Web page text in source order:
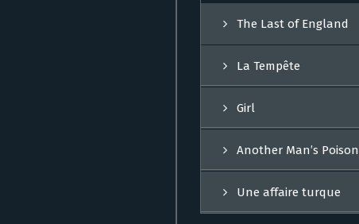
The Last of England
La Tempête
Girl
Another Man’s Poison
Une affaire turque